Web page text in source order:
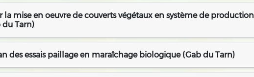
la mise en oeuvre de couverts végétaux en système de production
du Tarn)
des essais paillage en maraîchage biologique (Gab du Tarn)